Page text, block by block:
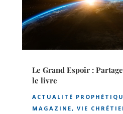
Le Grand Espoir :
le livre
ACTUALITÉ
MAGAZINE, VIE